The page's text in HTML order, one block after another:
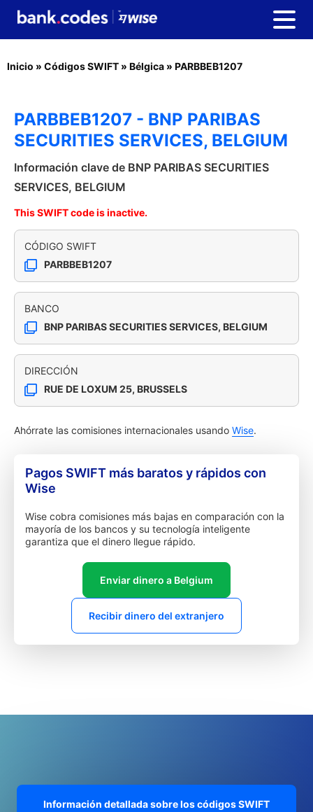
Inicio » Códigos SWIFT » Bélgica » PARBBEB1207
PARBBEB1207 - BNP PARIBAS
SECURITIES SERVICES, BELGIUM
Información clave de BNP PARIBAS SECURITIES
SERVICES, BELGIUM
This SWIFT code is inactive.
CÓDIGO SWIFT
PARBBEB1207
BANCO
BNP PARIBAS SECURITIES SERVICES, BELGIUM
DIRECCIÓN
RUE DE LOXUM 25, BRUSSELS
Ahórrate las comisiones internacionales usando Wise.
Pagos SWIFT más baratos y rápidos con
Wise
Wise cobra comisiones más bajas en comparación con la
mayoría de los bancos y su tecnología inteligente
garantiza que el dinero llegue rápido.
Enviar dinero a Belgium
Recibir dinero del extranjero
Información detallada sobre los códigos SWIFT